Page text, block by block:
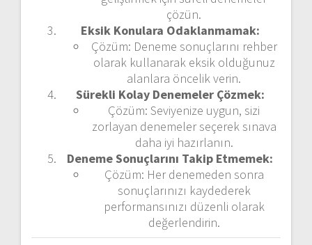
çözün.
Eksik Konulara Odaklanmamak:
Çözüm: Deneme sonuçlarını rehber
olarak kullanarak eksik olduğunuz
alanlara öncelik verin.
Sürekli Kolay Denemeler Çözmek:
Çözüm: Seviyenize uygun, sizi
zorlayan denemeler seçerek sınava
daha iyi hazırlanın.
Deneme Sonuçlarını Takip Etmemek:
Çözüm: Her denemeden sonra
sonuçlarınızı kaydederek
performansınızı düzenli olarak
değerlendirin.